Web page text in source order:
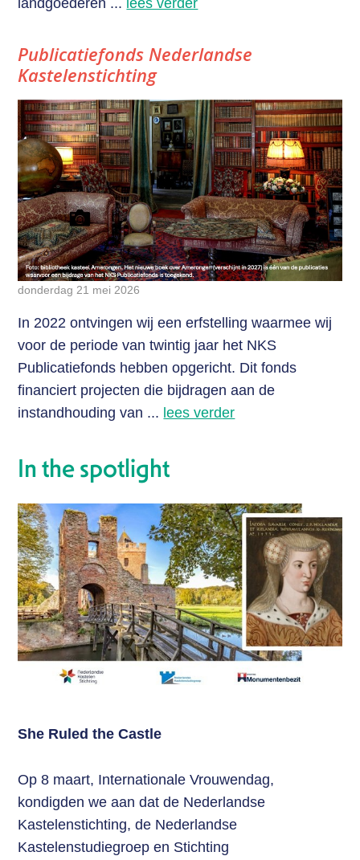
Publicatiefonds Nederlandse
Kastelenstichting
donderdag 21 mei 2026
In 2022 ontvingen wij een erfstelling waarmee wij
voor de periode van twintig jaar het NKS
Publicatiefonds hebben opgericht. Dit fonds
financiert projecten die bijdragen aan de
instandhouding van ... lees verder
In the spotlight
She Ruled the Castle
Op 8 maart, Internationale Vrouwendag,
kondigden we aan dat de Nederlandse
Kastelenstichting, de Nederlandse
Kastelenstudiegroep en Stichting